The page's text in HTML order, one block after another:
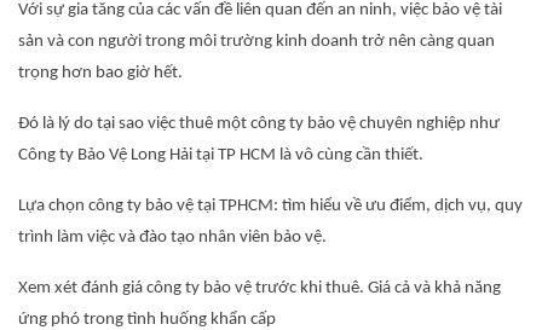
Với sự gia tăng của các vấn đề liên quan đến an ninh, việc bảo vệ tài
sản và con người trong môi trường kinh doanh trở nên càng quan
trọng hơn bao giờ hết.
Đó là lý do tại sao việc thuê một công ty bảo vệ chuyên nghiệp như
Công ty Bảo Vệ Long Hải tại TP HCM là vô cùng cần thiết.
Lựa chọn công ty bảo vệ tại TPHCM: tìm hiểu về ưu điểm, dịch vụ, quy
trình làm việc và đào tạo nhân viên bảo vệ.
Xem xét đánh giá công ty bảo vệ trước khi thuê. Giá cả và khả năng
ứng phó trong tình huống khẩn cấp